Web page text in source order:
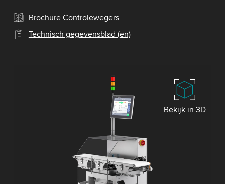
Brochure Controlewegers
Technisch gegevensblad (en)
Bekijk in 3D